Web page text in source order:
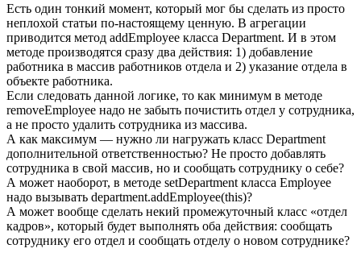
Есть один тонкий момент, который мог бы сделать из просто
неплохой статьи по-настоящему ценную. В агрегации
приводится метод addEmployee класса Department. И в этом
методе производятся сразу два действия: 1) добавление
работника в массив работников отдела и 2) указание отдела в
объекте работника.
Если следовать данной логике, то как минимум в методе
removeEmployee надо не забыть почистить отдел у сотрудника,
а не просто удалить сотрудника из массива.
А как максимум — нужно ли нагружать класс Department
дополнительной ответственностью? Не просто добавлять
сотрудника в свой массив, но и сообщать сотруднику о себе?
А может наоборот, в методе setDepartment класса Employee
надо вызывать department.addEmployee(this)?
А может вообще сделать некий промежуточный класс «отдел
кадров», который будет выполнять оба действия: сообщать
сотруднику его отдел и сообщать отделу о новом сотруднике?